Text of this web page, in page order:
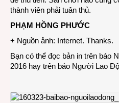
thành viên phải tuân thủ.
PHẠM HỒNG PHƯỚC
+ Nguồn ảnh: Internet. Thanks.
Bạn có thể đọc bản in trên báo
2016 hay trên báo Người Lao